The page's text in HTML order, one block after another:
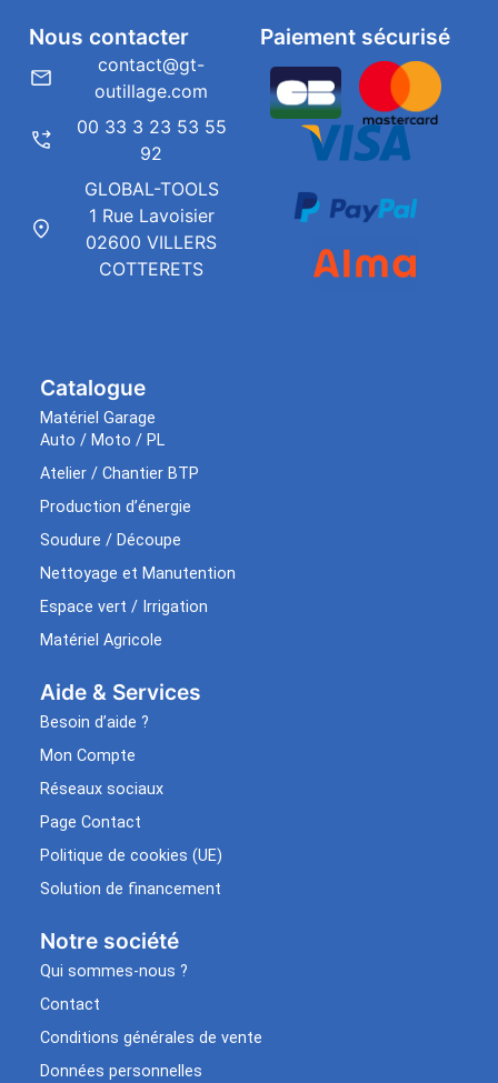
Catalogue
Matériel Garage
Auto / Moto / PL
Atelier / Chantier BTP
Production d’énergie
Soudure / Découpe
Nettoyage et Manutention
Espace vert / Irrigation
Matériel Agricole
Aide & Services​
Besoin d’aide ?
Mon Compte
Réseaux sociaux
Page Contact
Politique de cookies (UE)
Solution de financement
Notre société
Qui sommes-nous ?
Contact
Conditions générales de vente
Données personnelles
Paiement sécurisé
Nous contacter
contact@gt-
outillage.com
00 33 3 23 53 55
92
GLOBAL-TOOLS
1 Rue Lavoisier
02600 VILLERS
COTTERETS